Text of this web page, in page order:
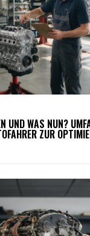
UND WAS NUN?
ZUR